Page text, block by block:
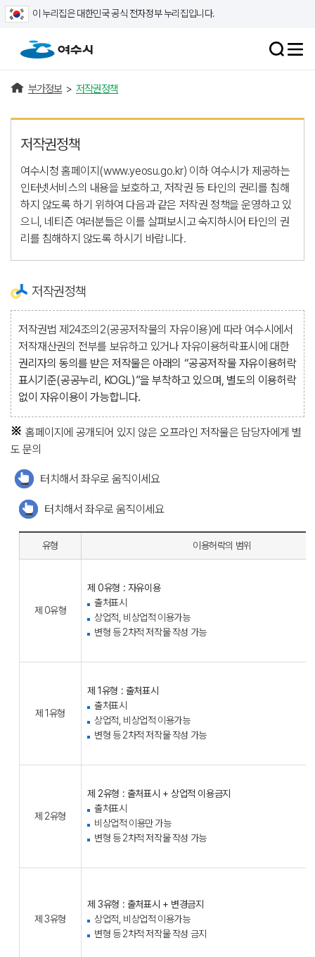
이 누리집은 대한민국 공식 전자정부 누리집입니다.
부가정보 > 저작권정책
저작권정책
여수시청 홈페이지(www.yeosu.go.kr) 이하 여수시가 제공하는
인터넷서비스의 내용을 보호하고, 저작권 등 타인의 권리를 침해
하지 않도록 하기 위하여 다음과 같은 저작권 정책을 운영하고 있
으니, 네티즌 여러분들은 이를 살펴보시고 숙지하시어 타인의 권
리를 침해하지 않도록 하시기 바랍니다.
저작권정책
저작권법 제24조의2(공공저작물의 자유이용)에 따라 여수시에서
저작재산권의 전부를 보유하고 있거나 자유이용허락표시에 대한
권리자의 동의를 받은 저작물은 아래의 “공공저작물 자유이용허락
표시기준(공공누리, KOGL)”을 부착하고 있으며, 별도의 이용허락
없이 자유이용이 가능합니다.
홈페이지에 공개되어 있지 않은 오프라인 저작물은 담당자에게 별
도 문의
터치해서 좌우로 움직이세요
터치해서 좌우로 움직이세요
유형 이용허락의 범위
제 0유형
제 0유형 : 자유이용
출처표시
상업적, 비상업적 이용가능
변형 등 2차적 저작물 작성 가능
제 1유형
제 1유형 : 출처표시
출처표시
상업적, 비상업적 이용가능
변형 등 2차적 저작물 작성 가능
제 2유형
제 2유형 : 출처표시 + 상업적 이용금지
출처표시
비상업적 이용만 가능
변형 등 2차적 저작물 작성 가능
제 3유형
제 3유형 : 출처표시 + 변경금지
상업적, 비상업적 이용가능
변형 등 2차적 저작물 작성 금지